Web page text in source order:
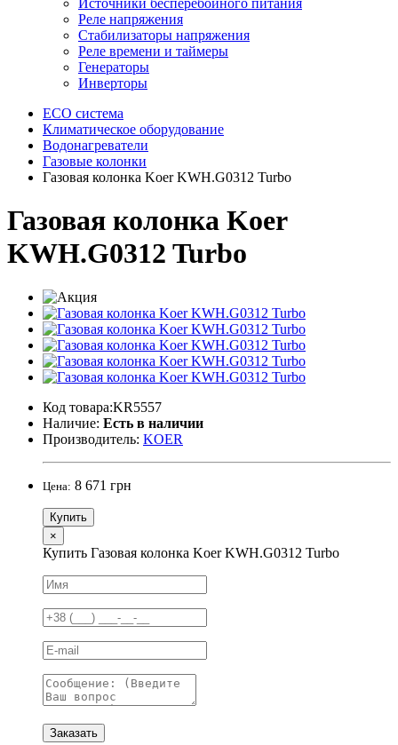
Источники бесперебойного питания
Реле напряжения
Стабилизаторы напряжения
Реле времени и таймеры
Генераторы
Инверторы
ECO система
Климатическое оборудование
Водонагреватели
Газовые колонки
Газовая колонка Koer KWH.G0312 Turbo
Газовая колонка Koer
KWH.G0312 Turbo
Код товара:KR5557
Наличие: Есть в наличии
Производитель: KOER
Цена: 8 671 грн
Купить
×
Купить Газовая колонка Koer KWH.G0312 Turbo
Заказать